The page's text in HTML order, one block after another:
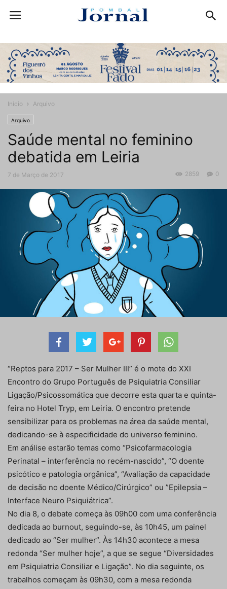
Início Arquivo
Arquivo
Saúde mental no feminino
debatida em Leiria
7 de Março de 2017 0
2859
“Reptos para 2017 – Ser Mulher III” é o mote do XXI
Encontro do Grupo Português de Psiquiatria Consiliar
Ligação/Psicossomática que decorre esta quarta e quinta-
feira no Hotel Tryp, em Leiria. O encontro pretende
sensibilizar para os problemas na área da saúde mental,
dedicando-se à especificidade do universo feminino.
Em análise estarão temas como “Psicofarmacologia
Perinatal – interferência no recém-nascido”, “O doente
psicótico e patologia orgânica”, “Avaliação da capacidade
de decisão no doente Médico/Cirúrgico” ou ”Epilepsia –
Interface Neuro Psiquiátrica”.
No dia 8, o debate começa às 09h00 com uma conferência
dedicada ao burnout, seguindo-se, às 10h45, um painel
dedicado ao “Ser mulher”. Às 14h30 acontece a mesa
redonda “Ser mulher hoje”, a que se segue “Diversidades
em Psiquiatria Consiliar e Ligação”. No dia seguinte, os
trabalhos começam às 09h30, com a mesa redonda